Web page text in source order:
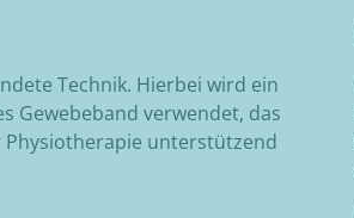
Technik. Hierbei wird ein
Gewebeband verwendet, das
unterstützend